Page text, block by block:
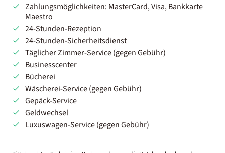
Zahlungsmöglichkeiten: MasterCard, Visa, Bankkarte
Maestro
24-Stunden-Rezeption
24-Stunden-Sicherheitsdienst
Täglicher Zimmer-Service (gegen Gebühr)
Businesscenter
Bücherei
Wäscherei-Service (gegen Gebühr)
Gepäck-Service
Geldwechsel
Luxuswagen-Service (gegen Gebühr)